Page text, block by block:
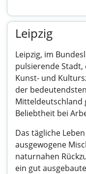
Leipzig
Leipzig, im
pulsierende
Kunst- und
der
Mitteldeutschland
Beliebtheit bei
Das tägliche
ausgewogene
naturnahen
ein gut